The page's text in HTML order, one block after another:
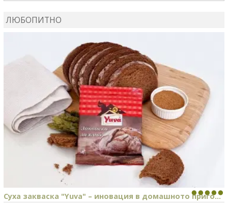
ЛЮБОПИТНО
Суха закваска "Yuva" – иновация в домашното приго...